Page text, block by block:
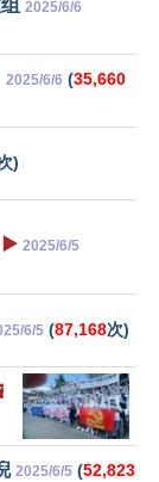
2025/6/6
2025/6/6 (35,660
)
▶️ 2025/6/5
6/5 (87,168次)
2025/6/5 (52,823